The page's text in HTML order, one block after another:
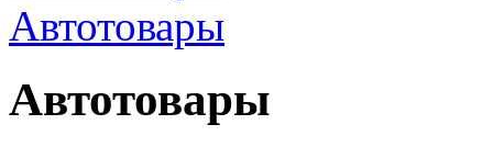
Автотовары
Автотовары